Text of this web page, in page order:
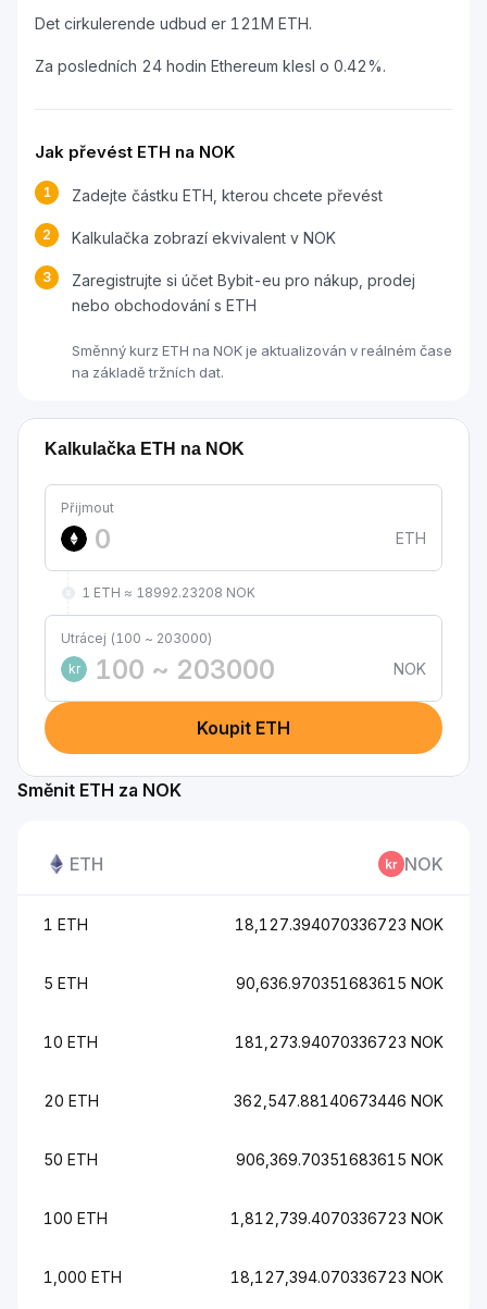
Det cirkulerende udbud er 121M ETH.
Za posledních 24 hodin Ethereum klesl o 0.42%.
Jak převést ETH na NOK
1 Zadejte částku ETH, kterou chcete převést
2 Kalkulačka zobrazí ekvivalent v NOK
3
Zaregistrujte si účet Bybit-eu pro nákup, prodej
nebo obchodování s ETH
Směnný kurz ETH na NOK je aktualizován v reálném čase
na základě tržních dat.
Kalkulačka ETH na NOK
Přijmout
ETH
1 ETH ≈ 18992.23208 NOK
Utrácej (100 ~ 203000)
kr
NOK
Koupit ETH
Směnit ETH za NOK
ETH NOK
1 ETH 18,127.394070336723 NOK
5 ETH 90,636.970351683615 NOK
10 ETH 181,273.94070336723 NOK
20 ETH 362,547.88140673446 NOK
50 ETH 906,369.70351683615 NOK
100 ETH 1,812,739.4070336723 NOK
1,000 ETH 18,127,394.070336723 NOK